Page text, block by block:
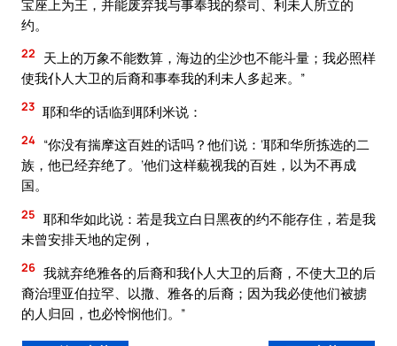
宝座上为王，并能废弃我与事奉我的祭司、利未人所立的
约。
22
天上的万象不能数算，海边的尘沙也不能斗量；我必照样
使我仆人大卫的后裔和事奉我的利未人多起来。”
23 耶和华的话临到耶利米说：
24 “你没有揣摩这百姓的话吗？他们说：‘耶和华所拣选的二
族，他已经弃绝了。’他们这样藐视我的百姓，以为不再成
国。
25 耶和华如此说：若是我立白日黑夜的约不能存住，若是我
未曾安排天地的定例，
26 我就弃绝雅各的后裔和我仆人大卫的后裔，不使大卫的后
裔治理亚伯拉罕、以撒、雅各的后裔；因为我必使他们被掳
的人归回，也必怜悯他们。”